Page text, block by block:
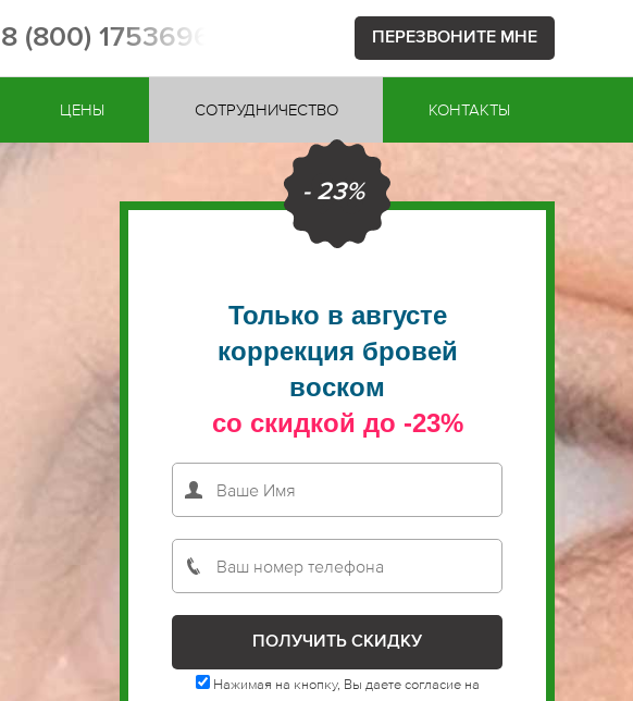
8 (800) 1753696 ПЕРЕЗВОНИТЕ МНЕ
ЦЕНЫ СОТРУДНИЧЕСТВО КОНТАКТЫ
- 23%
Только в августе
коррекция бровей
воском
со скидкой до -23%
Нажимая на кнопку, Вы даете согласие на